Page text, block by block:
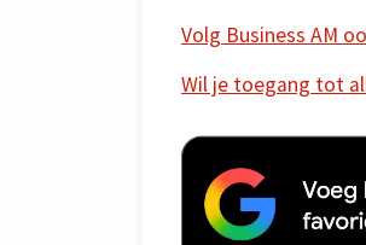
Volg Business AM
Wil je toegang tot